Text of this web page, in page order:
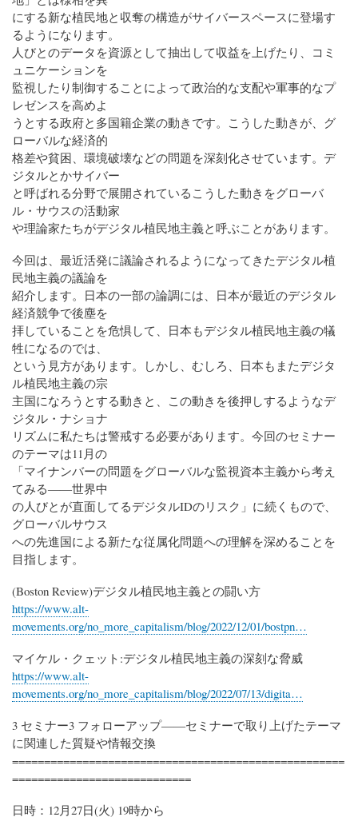
にする新な植民地と収奪の構造がサイバースペースに登場す
るようになります。
人びとのデータを資源として抽出して収益を上げたり、コミ
ュニケーションを
監視したり制御することによって政治的な支配や軍事的なプ
レゼンスを高めよ
うとする政府と多国籍企業の動きです。こうした動きが、グ
ローバルな経済的
格差や貧困、環境破壊などの問題を深刻化させています。デ
ジタルとかサイバー
と呼ばれる分野で展開されているこうした動きをグローバ
ル・サウスの活動家
や理論家たちがデジタル植民地主義と呼ぶことがあります。
今回は、最近活発に議論されるようになってきたデジタル植
民地主義の議論を
紹介します。日本の一部の論調には、日本が最近のデジタル
経済競争で後塵を
拝していることを危惧して、日本もデジタル植民地主義の犠
牲になるのでは、
という見方があります。しかし、むしろ、日本もまたデジタ
ル植民地主義の宗
主国になろうとする動きと、この動きを後押しするようなデ
ジタル・ナショナ
リズムに私たちは警戒する必要があります。今回のセミナー
のテーマは11月の
「マイナンバーの問題をグローバルな監視資本主義から考え
てみる――世界中
の人びとが直面してるデジタルIDのリスク」に続くもので、
グローバルサウス
への先進国による新たな従属化問題への理解を深めることを
目指します。
(Boston Review)デジタル植民地主義との闘い方
https://www.alt-
movements.org/no_more_capitalism/blog/2022/12/01/bostpn…
マイケル・クェット:デジタル植民地主義の深刻な脅威
https://www.alt-
movements.org/no_more_capitalism/blog/2022/07/13/digita…
3 セミナー3 フォローアップ――セミナーで取り上げたテーマ
に関連した質疑や情報交換
====================================================
============================
日時：12月27日(火) 19時から